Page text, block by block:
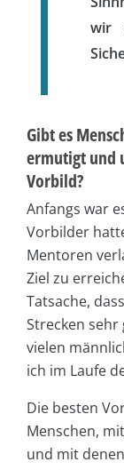
wir
Gibt es
ermutigt und
Vorbild?
Anfangs war
Vorbilder
Mentoren
Ziel zu
Tatsache,
Strecken sehr
vielen
ich im Laufe
Die besten
Menschen,
und mit